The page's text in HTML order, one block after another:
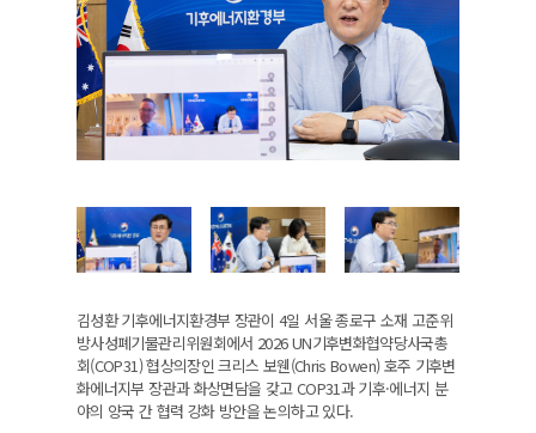
김성환 기후에너지환경부 장관이 4일 서울 종로구 소재 고준위
방사성폐기물관리위원회에서 2026 UN기후변화협약당사국총
회(COP31) 협상의장인 크리스 보웬(Chris Bowen) 호주 기후변
화에너지부 장관과 화상면담을 갖고 COP31과 기후·에너지 분
야의 양국 간 협력 강화 방안을 논의하고 있다.